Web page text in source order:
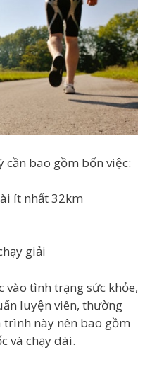
bao gồm bốn việc:
ít nhất 32km
giải
tình trạng sức khỏe,
luyện viên, thường
này nên bao gồm
và chạy dài.